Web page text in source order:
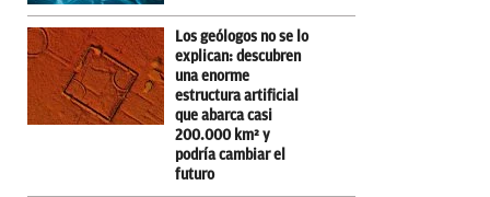
Los geólogos no se lo
explican: descubren
una enorme
estructura artificial
que abarca casi
200.000 km² y
podría cambiar el
futuro